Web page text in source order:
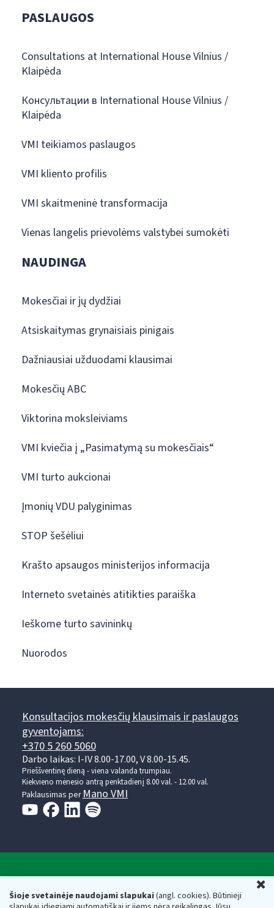
Šioje svetainėje naudojami slapukai(angl. cookies). Būtinieji
PASLAUGOS
Consultations at International House Vilnius /
Klaipėda
Консультации в International House Vilnius /
Klaipėda
VMI teikiamos paslaugos
VMI kliento profilis
VMI skaitmeninė transformacija
Vienas langelis prievolėms valstybei sumokėti
NAUDINGA
Mokesčiai ir jų dydžiai
Atsiskaitymas grynaisiais pinigais
Dažniausiai užduodami klausimai
Mokesčių ABC
Viktorina moksleiviams
VMI kviečia į „Pasimatymą su mokesčiais“
VMI turto aukcionai
Įmonių VDU palyginimas
STOP šešėliui
Krašto apsaugos ministerijos informacija
Interneto svetainės atitikties paraiška
Ieškome turto savininkų
Nuorodos
Konsultacijos mokesčių klausimais ir paslaugos
gyventojams:
+370 5 260 5060
Darbo laikas: I-IV 8.00-17.00, V 8.00-15.45.
Prieššventinę dieną - viena valanda trumpiau.
Kiekvieno mėnesio antrą penktadienį 8.00 val. - 12.00 val.
Paklausimas per Mano VMI
Respublikos finansų ministerijos